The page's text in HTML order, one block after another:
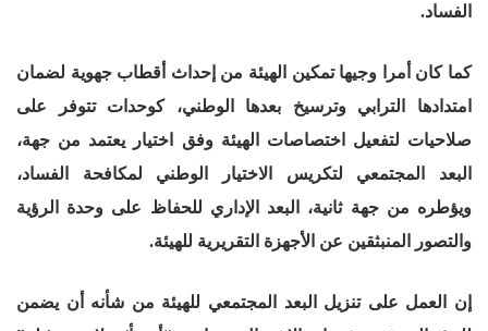
الفساد.
كما كان أمرا وجيها تمكين الهيئة من إحداث أقطاب جهوية لضمان
امتدادها الترابي وترسيخ بعدها الوطني، كوحدات تتوفر على
صلاحيات لتفعيل اختصاصات الهيئة وفق اختيار يعتمد من جهة،
البعد المجتمعي لتكريس الاختيار الوطني لمكافحة الفساد،
ويؤطره من جهة ثانية، البعد الإداري للحفاظ على وحدة الرؤية
والتصور المنبثقين عن الأجهزة التقريرية للهيئة.
إن العمل على تنزيل البعد المجتمعي للهيئة من شأنه أن يضمن